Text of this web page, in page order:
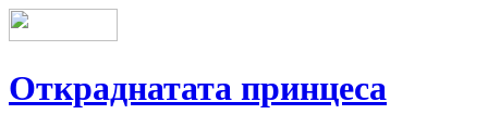
Откраднатата принцеса